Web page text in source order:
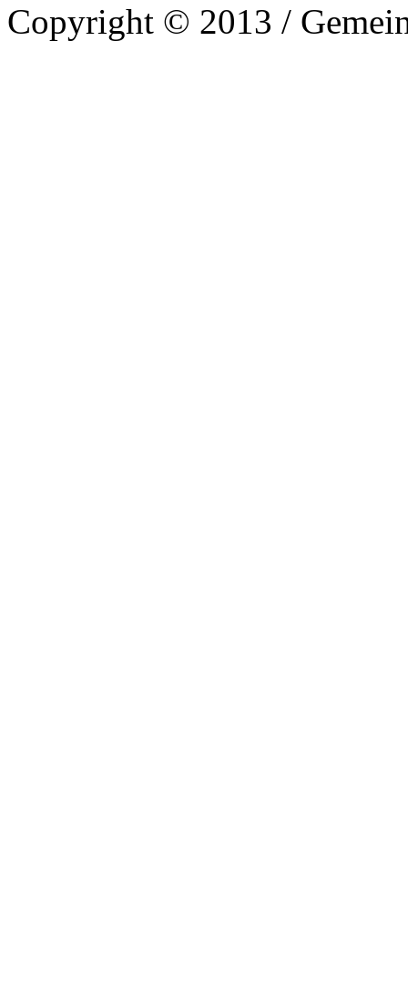
Copyright © 2013 /